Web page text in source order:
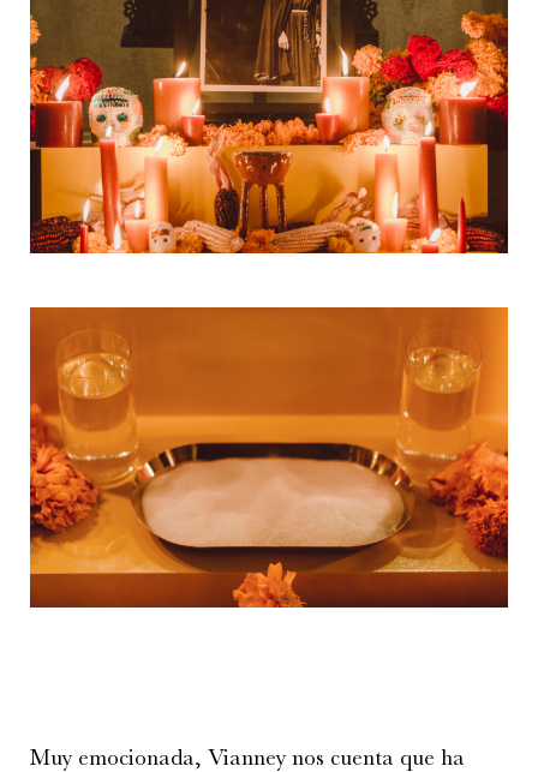
Muy emocionada, Vianney nos cuenta que ha